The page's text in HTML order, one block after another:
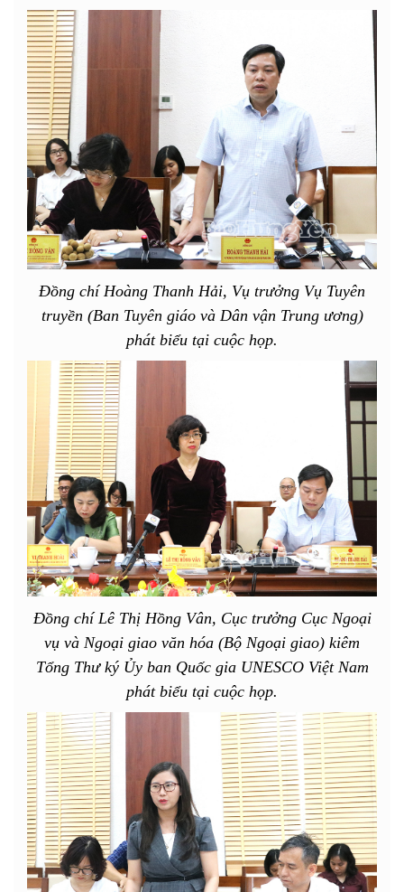
Đồng chí Hoàng Thanh Hải, Vụ trưởng Vụ Tuyên
truyền (Ban Tuyên giáo và Dân vận Trung ương)
phát biểu tại cuộc họp.
Đồng chí Lê Thị Hồng Vân, Cục trưởng Cục Ngoại
vụ và Ngoại giao văn hóa (Bộ Ngoại giao) kiêm
Tổng Thư ký Ủy ban Quốc gia UNESCO Việt Nam
phát biểu tại cuộc họp.